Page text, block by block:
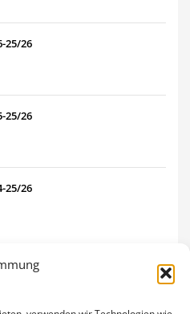
25/26
25/26
25/26